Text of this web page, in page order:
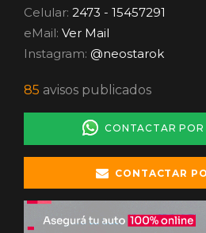
Celular: 2473 - 15457291
eMail: Ver Mail
Instagram: @neostarok
85 avisos publicados
CONTACTAR
CONTACTAR